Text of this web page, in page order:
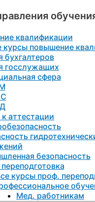
квалификации
курсы повышение
бухгалтеров
госслужащих
сфера
aттестации
безопасность
курсы проф.
Мед. работникам